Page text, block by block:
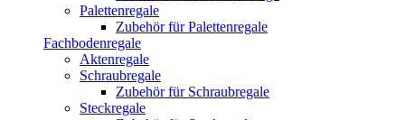
Palettenregale
Zubehör für Palettenregale
Fachbodenregale
Aktenregale
Schraubregale
Zubehör für Schraubregale
Steckregale